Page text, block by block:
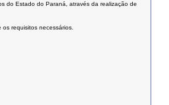
do Estado do Paraná, através da realização de
requisitos necessários.